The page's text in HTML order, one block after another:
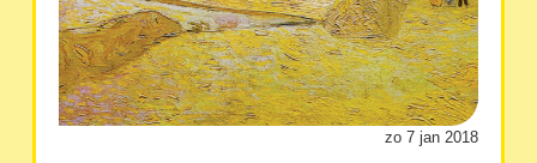
zo 7 jan 2018